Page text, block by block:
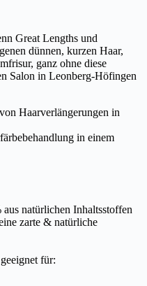
Great Lengths und
dünnen, kurzen Haar,
ganz ohne diese
Salon in Leonberg-Höfingen
natürlichen Inhaltsstoffen
zarte & natürliche
für: